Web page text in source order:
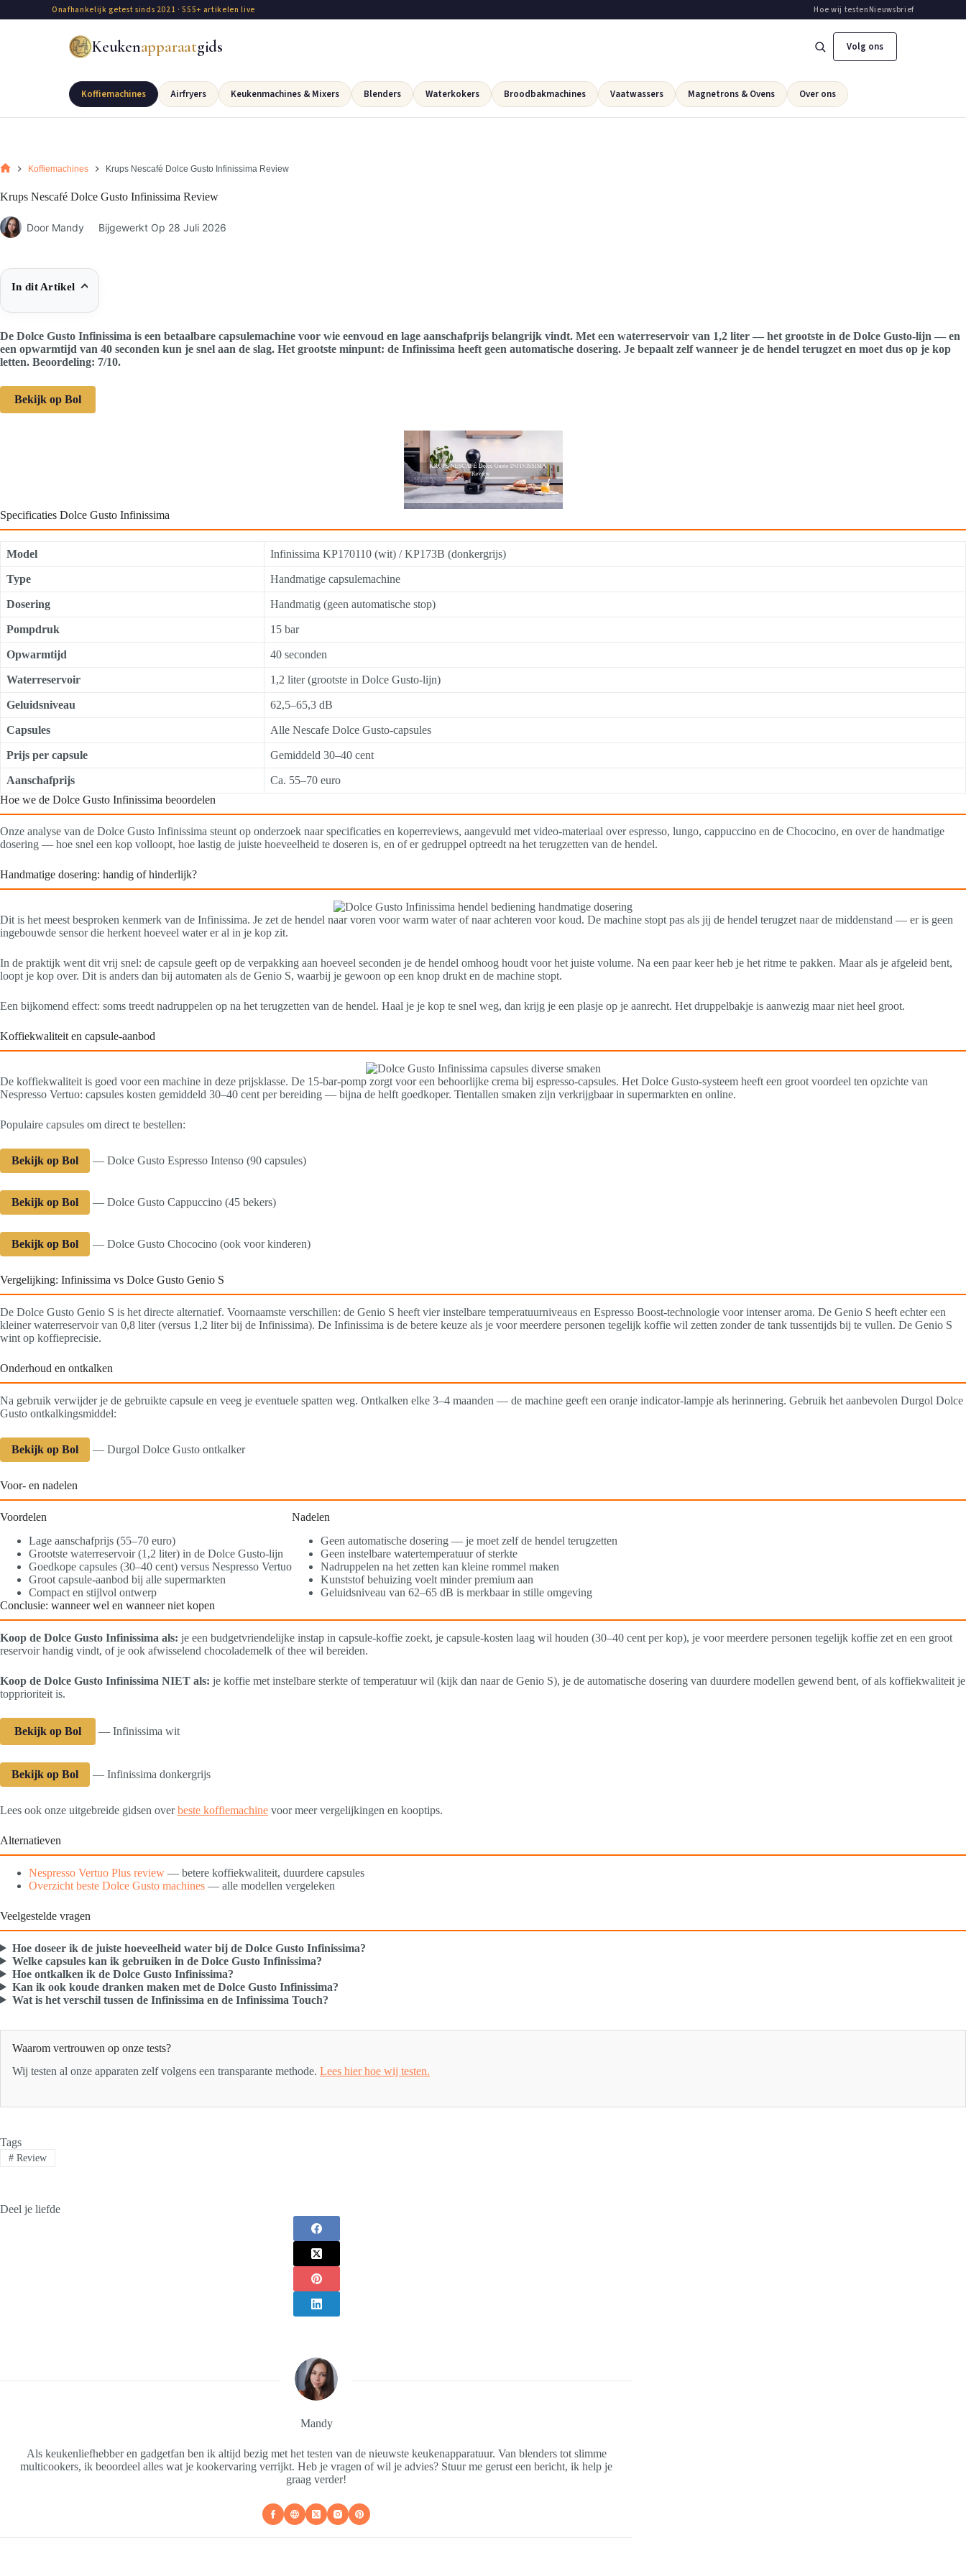
Onafhankelijk getest sinds 2021 · 555+ artikelen live Hoe wij testenNieuwsbrief
Keukenapparaatgids Volg ons
Koffiemachines Airfryers Keukenmachines & Mixers Blenders Waterkokers Broodbakmachines Vaatwassers Magnetrons & Ovens Over ons
Koffiemachines Krups Nescafé Dolce Gusto Infinissima Review
Krups Nescafé Dolce Gusto Infinissima Review
Door Mandy Bijgewerkt Op 28 Juli 2026
In dit Artikel
De Dolce Gusto Infinissima is een betaalbare capsulemachine voor wie eenvoud en lage aanschafprijs belangrijk vindt. Met een waterreservoir van 1,2 liter — het grootste in de Dolce Gusto-lijn — en
een opwarmtijd van 40 seconden kun je snel aan de slag. Het grootste minpunt: de Infinissima heeft geen automatische dosering. Je bepaalt zelf wanneer je de hendel terugzet en moet dus op je kop
letten. Beoordeling: 7/10.
Bekijk op Bol
Specificaties Dolce Gusto Infinissima
Model Infinissima KP170110 (wit) / KP173B (donkergrijs)
Type Handmatige capsulemachine
Dosering Handmatig (geen automatische stop)
Pompdruk 15 bar
Opwarmtijd 40 seconden
Waterreservoir 1,2 liter (grootste in Dolce Gusto-lijn)
Geluidsniveau 62,5–65,3 dB
Capsules Alle Nescafe Dolce Gusto-capsules
Prijs per capsule Gemiddeld 30–40 cent
Aanschafprijs
Ca. 55–70 euro
Hoe we de Dolce Gusto Infinissima beoordelen
Onze analyse van de Dolce Gusto Infinissima steunt op onderzoek naar specificaties en koperreviews, aangevuld met video-materiaal over espresso, lungo, cappuccino en de Chococino, en over de handmatige
dosering — hoe snel een kop volloopt, hoe lastig de juiste hoeveelheid te doseren is, en of er gedruppel optreedt na het terugzetten van de hendel.
Handmatige dosering: handig of hinderlijk?
Dit is het meest besproken kenmerk van de Infinissima. Je zet de hendel naar voren voor warm water of naar achteren voor koud. De machine stopt pas als jij de hendel terugzet naar de middenstand — er is geen
ingebouwde sensor die herkent hoeveel water er al in je kop zit.
In de praktijk went dit vrij snel: de capsule geeft op de verpakking aan hoeveel seconden je de hendel omhoog houdt voor het juiste volume. Na een paar keer heb je het ritme te pakken. Maar als je afgeleid bent,
loopt je kop over. Dit is anders dan bij automaten als de Genio S, waarbij je gewoon op een knop drukt en de machine stopt.
Een bijkomend effect: soms treedt nadruppelen op na het terugzetten van de hendel. Haal je je kop te snel weg, dan krijg je een plasje op je aanrecht. Het druppelbakje is aanwezig maar niet heel groot.
Koffiekwaliteit en capsule-aanbod
De koffiekwaliteit is goed voor een machine in deze prijsklasse. De 15-bar-pomp zorgt voor een behoorlijke crema bij espresso-capsules. Het Dolce Gusto-systeem heeft een groot voordeel ten opzichte van
Nespresso Vertuo: capsules kosten gemiddeld 30–40 cent per bereiding — bijna de helft goedkoper. Tientallen smaken zijn verkrijgbaar in supermarkten en online.
Populaire capsules om direct te bestellen:
Bekijk op Bol — Dolce Gusto Espresso Intenso (90 capsules)
Bekijk op Bol — Dolce Gusto Cappuccino (45 bekers)
Bekijk op Bol — Dolce Gusto Chococino (ook voor kinderen)
Vergelijking: Infinissima vs Dolce Gusto Genio S
De Dolce Gusto Genio S is het directe alternatief. Voornaamste verschillen: de Genio S heeft vier instelbare temperatuurniveaus en Espresso Boost-technologie voor intenser aroma. De Genio S heeft echter een
kleiner waterreservoir van 0,8 liter (versus 1,2 liter bij de Infinissima). De Infinissima is de betere keuze als je voor meerdere personen tegelijk koffie wil zetten zonder de tank tussentijds bij te vullen. De Genio S
wint op koffieprecisie.
Onderhoud en ontkalken
Na gebruik verwijder je de gebruikte capsule en veeg je eventuele spatten weg. Ontkalken elke 3–4 maanden — de machine geeft een oranje indicator-lampje als herinnering. Gebruik het aanbevolen Durgol Dolce
Gusto ontkalkingsmiddel:
Bekijk op Bol — Durgol Dolce Gusto ontkalker
Voor- en nadelen
Voordelen
Lage aanschafprijs (55–70 euro)
Grootste waterreservoir (1,2 liter) in de Dolce Gusto-lijn
Goedkope capsules (30–40 cent) versus Nespresso Vertuo
Groot capsule-aanbod bij alle supermarkten
Compact en stijlvol ontwerp
Nadelen
Geen automatische dosering — je moet zelf de hendel terugzetten
Geen instelbare watertemperatuur of sterkte
Nadruppelen na het zetten kan kleine rommel maken
Kunststof behuizing voelt minder premium aan
Geluidsniveau van 62–65 dB is merkbaar in stille omgeving
Conclusie: wanneer wel en wanneer niet kopen
Koop de Dolce Gusto Infinissima als: je een budgetvriendelijke instap in capsule-koffie zoekt, je capsule-kosten laag wil houden (30–40 cent per kop), je voor meerdere personen tegelijk koffie zet en een groot
reservoir handig vindt, of je ook afwisselend chocolademelk of thee wil bereiden.
Koop de Dolce Gusto Infinissima NIET als: je koffie met instelbare sterkte of temperatuur wil (kijk dan naar de Genio S), je de automatische dosering van duurdere modellen gewend bent, of als koffiekwaliteit je
topprioriteit is.
Bekijk op Bol — Infinissima wit
Bekijk op Bol — Infinissima donkergrijs
Lees ook onze uitgebreide gidsen overbeste koffiemachine voor meer vergelijkingen en kooptips.
Alternatieven
Nespresso Vertuo Plus review — betere koffiekwaliteit, duurdere capsules
Overzicht beste Dolce Gusto machines — alle modellen vergeleken
Veelgestelde vragen
Hoe doseer ik de juiste hoeveelheid water bij de Dolce Gusto Infinissima?
Welke capsules kan ik gebruiken in de Dolce Gusto Infinissima?
Hoe ontkalken ik de Dolce Gusto Infinissima?
Kan ik ook koude dranken maken met de Dolce Gusto Infinissima?
Wat is het verschil tussen de Infinissima en de Infinissima Touch?
Waarom vertrouwen op onze tests?
Wij testen al onze apparaten zelf volgens een transparante methode. Lees hier hoe wij testen.
Tags
#Review
Deel je liefde
Mandy
Als keukenliefhebber en gadgetfan ben ik altijd bezig met het testen van de nieuwste keukenapparatuur. Van blenders tot slimme
multicookers, ik beoordeel alles wat je kookervaring verrijkt. Heb je vragen of wil je advies? Stuur me gerust een bericht, ik help je
graag verder!